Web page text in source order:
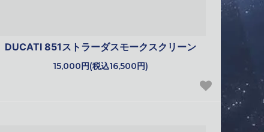
DUCATI 851ストラーダスモークスクリーン
15,000円(税込16,500円)